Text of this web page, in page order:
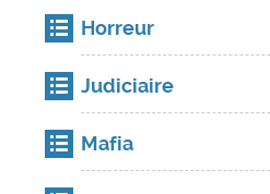
Horreur
Judiciaire
Mafia